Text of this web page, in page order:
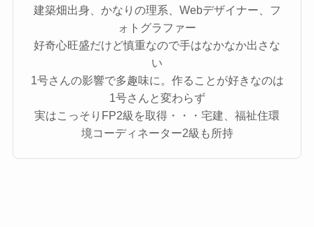
建築畑出身、かなりの理系、Webデザイナー、フ
ォトグラファー
好奇心旺盛だけど慎重なので手はなかなか出さな
い
1号さんの影響で多趣味に。作ることが好きなのは
1号さんと変わらず
実はこっそりFP2級を取得・・・宅建、福祉住環
境コーディネーター2級も所持